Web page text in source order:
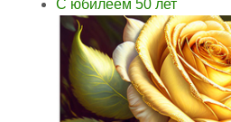
С юбилеем 50 лет